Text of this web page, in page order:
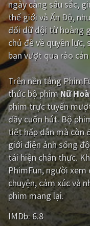
Giật gân
Bí ẩn
Viễn Tây
GameShow
QUỐC GIA
Âu - Mỹ
Hàn Quốc
Ấn Độ
Tổng hợp
CẬP NHẬT
ngày càng sâu sắc,
thế giới và Ấn Độ,
đối dữ dội từ hoàng
chủ đề về quyền lực,
bạn vượt qua rào
Trên nền tảng
thức bộ phimNữ
phim trực tuyến
đầy cuốn hút. Bộ
tiết hấp dẫn mà còn
giới điện ảnh sống
tái hiện chân thực.
PhimFun, người
chuyện, cảm xúc và
phim mang lại.
IMDb:6.8